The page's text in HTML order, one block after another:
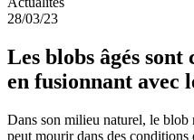
28/03/23
Les blobs âgés
en fusionnant avec
Dans son milieu naturel, le
peut mourir dans des conditions